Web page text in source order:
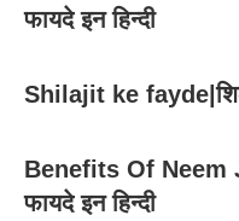
फायदे इन हिन्दी
Shilajit ke
Benefits Of Neem
फायदे इन हिन्दी